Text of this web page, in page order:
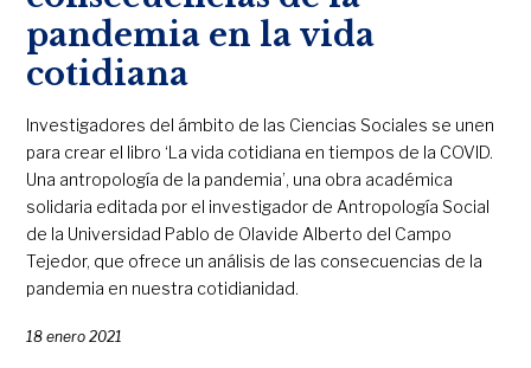
pandemia en la vida
cotidiana
Investigadores del ámbito de las Ciencias Sociales se unen
para crear el libro ‘La vida cotidiana en tiempos de la COVID.
Una antropología de la pandemia’, una obra académica
solidaria editada por el investigador de Antropología Social
de la Universidad Pablo de Olavide Alberto del Campo
Tejedor, que ofrece un análisis de las consecuencias de la
pandemia en nuestra cotidianidad.
18 enero 2021